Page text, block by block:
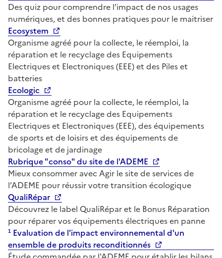
Des quiz pour comprendre l'impact de nos usages
numériques, et des bonnes pratiques pour le maitriser
Ecosystem
Organisme agréé pour la collecte, le réemploi, la
réparation et le recyclage des Equipements
Electriques et Electroniques (EEE) et des Piles et
batteries
Ecologic
Organisme agréé pour la collecte, le réemploi, la
réparation et le recyclage des Equipements
Electriques et Electroniques (EEE), des équipements
de sports et de loisirs et des équipements de
bricolage et de jardinage
Rubrique "conso" du site de l'ADEME
Mieux consommer avec Agir le site de services de
l’ADEME pour réussir votre transition écologique
QualiRépar
Découvrez le label QualiRépar et le Bonus Réparation
pour réparer vos équipements électriques en panne
¹ Evaluation de l'impact environnemental d'un
ensemble de produits reconditionnés